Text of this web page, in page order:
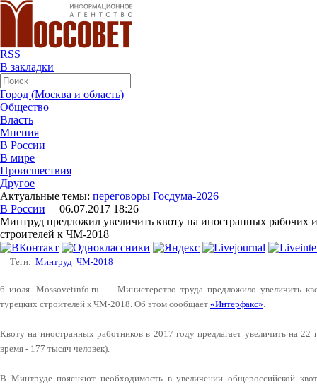
RSS
В закладки
Город (Москва и область)
Общество
Власть
Мнения
В России
В мире
Происшествия
Другое
Актуальные темы: переговоры Госдума-2026
В России 06.07.2017 18:26
Минтруд предложил увеличить квоту на иностранных рабочих
строителей к ЧМ-2018
Теги: Минтруд ЧМ-2018
6 июля. Mossovetinfo.ru — Министерство труда предложило увеличить
турецких строителей к ЧМ-2018. Об этом сообщает «Интерфакс».
Квоту на иностранных работников в 2017 году предлагает увеличить на
время - 177 тысяч человек).
В Минтруде поясняют необходимость в увеличении общероссийской